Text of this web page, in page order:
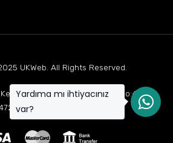
UKWeb . All Rights Reserved.
Gökay Cd Mukaddes Apt No:63 D:1,
Kadıköy/İstanbul
Yardıma mı ihtiyacınız
var?